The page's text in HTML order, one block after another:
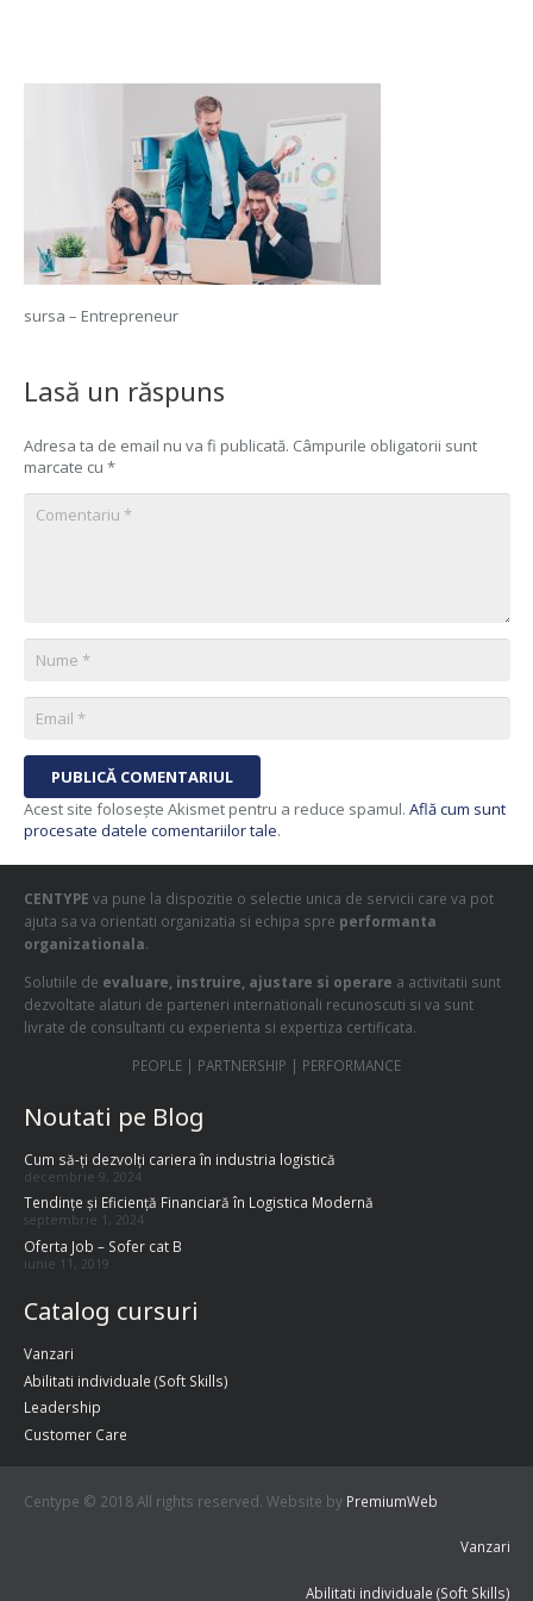
sursa – Entrepreneur
Lasă un răspuns
Adresa ta de email nu va fi publicată. Câmpurile obligatorii sunt
marcate cu *
PUBLICĂ COMENTARIUL
Acest site folosește Akismet pentru a reduce spamul. Află cum sunt
procesate datele comentariilor tale.
CENTYPE va pune la dispozitie o selectie unica de servicii care va pot
ajuta sa va orientati organizatia si echipa spre performanta
organizationala.
Solutiile de evaluare, instruire, ajustare si operare a activitatii sunt
dezvoltate alaturi de parteneri internationali recunoscuti si va sunt
livrate de consultanti cu experienta si expertiza certificata.
PEOPLE | PARTNERSHIP | PERFORMANCE
Noutati pe Blog
Cum să-ți dezvolți cariera în industria logistică
decembrie 9, 2024
Tendințe și Eficiență Financiară în Logistica Modernă
septembrie 1, 2024
Oferta Job – Sofer cat B
iunie 11, 2019
Catalog cursuri
Vanzari
Abilitati individuale (Soft Skills)
Leadership
Customer Care
Centype © 2018 All rights reserved. Website by PremiumWeb
Vanzari
Abilitati individuale (Soft Skills)